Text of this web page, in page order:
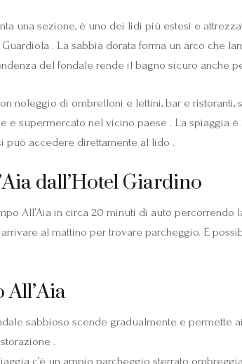
una sezione, è uno dei lidi più estesi e
. La sabbia dorata forma un arco che
del fondale rende il bagno sicuro anche
noleggio di ombrelloni e lettini, bar e
e supermercato nel vicino paese . La spiaggia
può accedere direttamente al lido .
dall’Hotel Giardino
All’Aia in circa 20 minuti di auto
al mattino per trovare parcheggio. È
All’Aia
sabbioso scende gradualmente e permette
.
c’è un ampio parcheggio sterrato